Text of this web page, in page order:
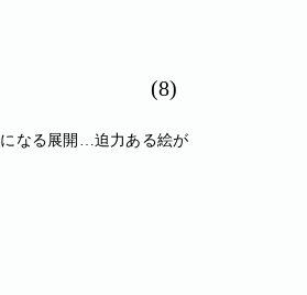
(8)
なる展開…迫力ある絵が